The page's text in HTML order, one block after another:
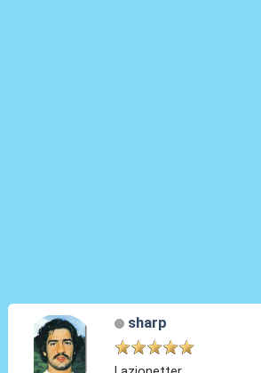
sharp